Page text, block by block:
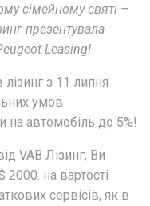
сімейному святі –
презентувала
Leasing!
з 11 липня
умов
на автомобіль до 5%!
VAB Лізинг, Ви
на вартості
сервісів, як в